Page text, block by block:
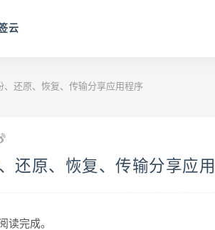
云
、还原、恢复、传输分享应用程序
还原、恢复、传输分享应
读完成。